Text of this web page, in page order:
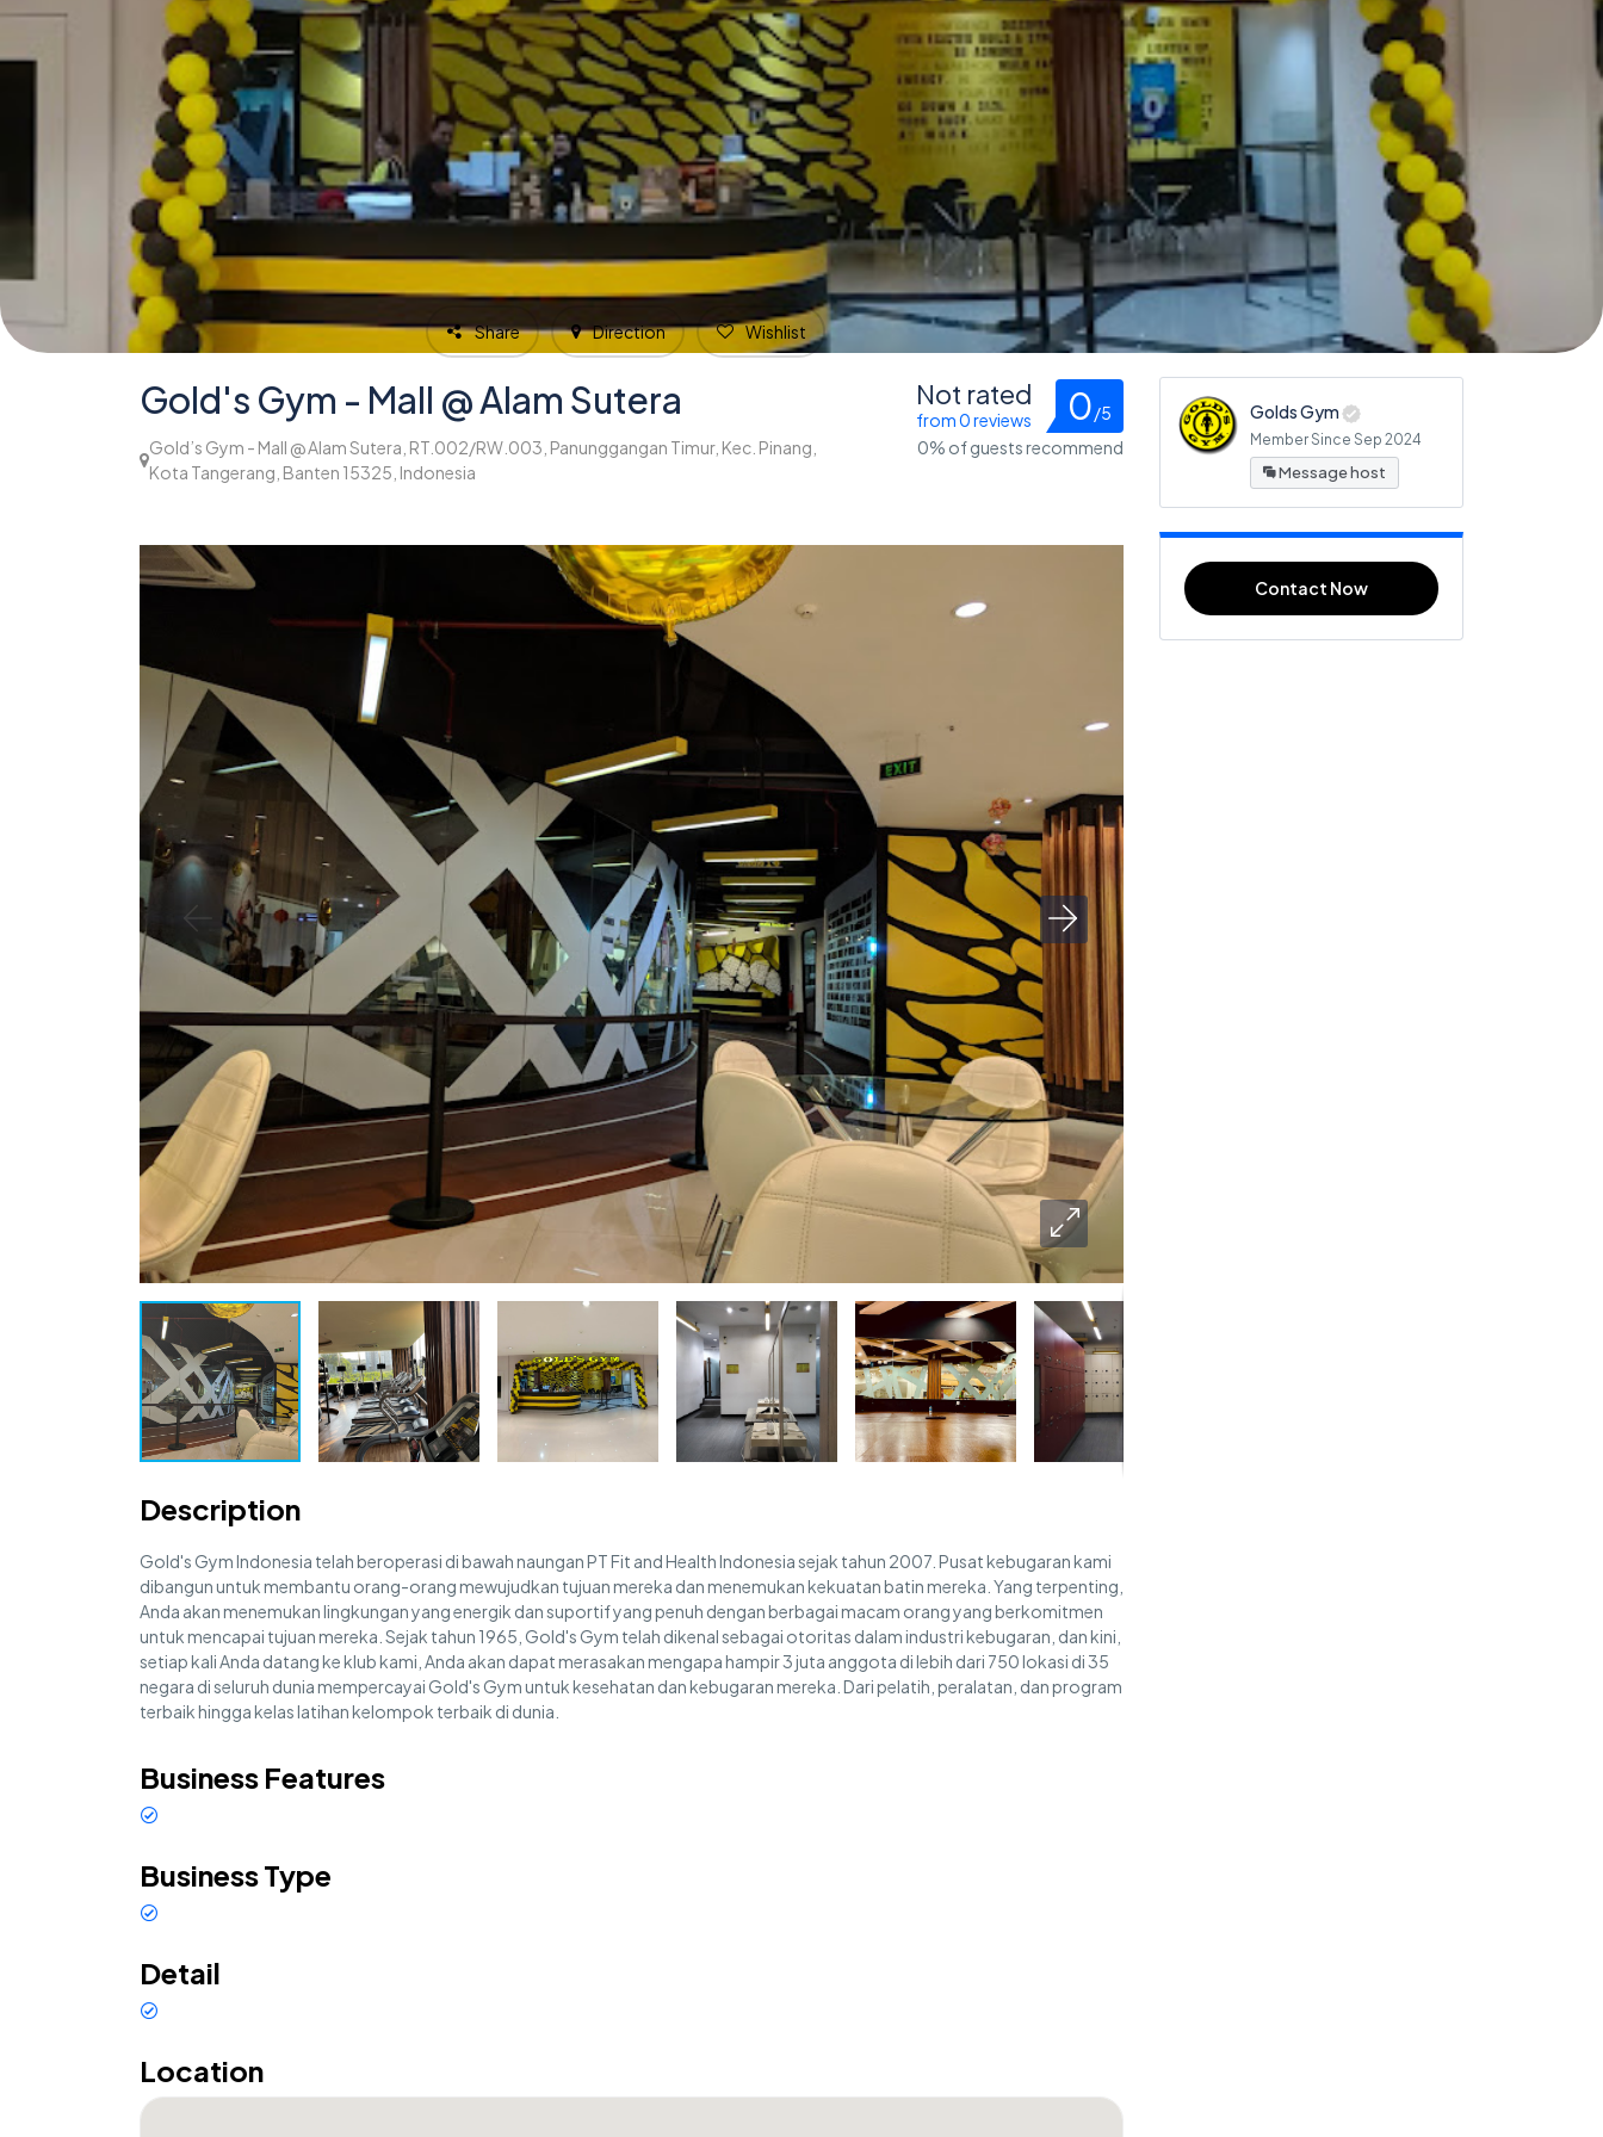
Share Direction Wishlist
Gold's Gym - Mall @ Alam Sutera
Gold’s Gym - Mall @ Alam Sutera, RT.002/RW.003, Panunggangan Timur, Kec. Pinang,
Kota Tangerang, Banten 15325, Indonesia
Not rated
from 0 reviews 0/5
0% of guests recommend
Description
Gold's Gym Indonesia telah beroperasi di bawah naungan PT Fit and Health Indonesia sejak tahun 2007. Pusat kebugaran kami
dibangun untuk membantu orang-orang mewujudkan tujuan mereka dan menemukan kekuatan batin mereka. Yang terpenting,
Anda akan menemukan lingkungan yang energik dan suportif yang penuh dengan berbagai macam orang yang berkomitmen
untuk mencapai tujuan mereka. Sejak tahun 1965, Gold's Gym telah dikenal sebagai otoritas dalam industri kebugaran, dan kini,
setiap kali Anda datang ke klub kami, Anda akan dapat merasakan mengapa hampir 3 juta anggota di lebih dari 750 lokasi di 35
negara di seluruh dunia mempercayai Gold's Gym untuk kesehatan dan kebugaran mereka. Dari pelatih, peralatan, dan program
terbaik hingga kelas latihan kelompok terbaik di dunia.
Business Features
Business Type
Detail
Location
Golds Gym
Member Since Sep 2024
Message host
Contact Now